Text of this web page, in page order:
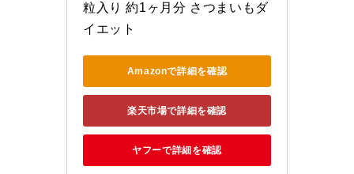
粒入り 約1ヶ月分 さつまいもダ
イエット
Amazonで詳細を確認
楽天市場で詳細を確認
ヤフーで詳細を確認